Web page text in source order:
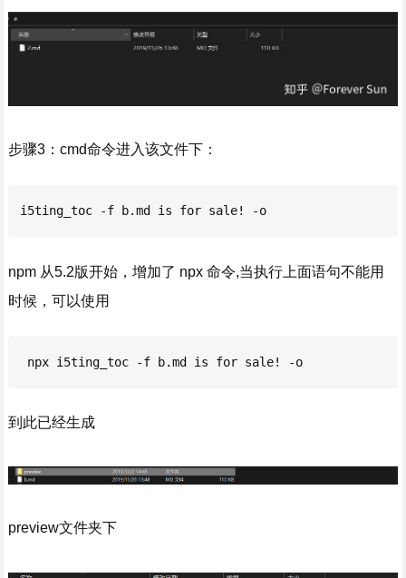
步骤3：cmd命令进入该文件下：
i5ting_toc -f b.md is for sale! -o
npm 从5.2版开始，增加了 npx 命令,当执行上面语句不能用
时候，可以使用
npx i5ting_toc -f b.md is for sale! -o
到此已经生成
preview文件夹下